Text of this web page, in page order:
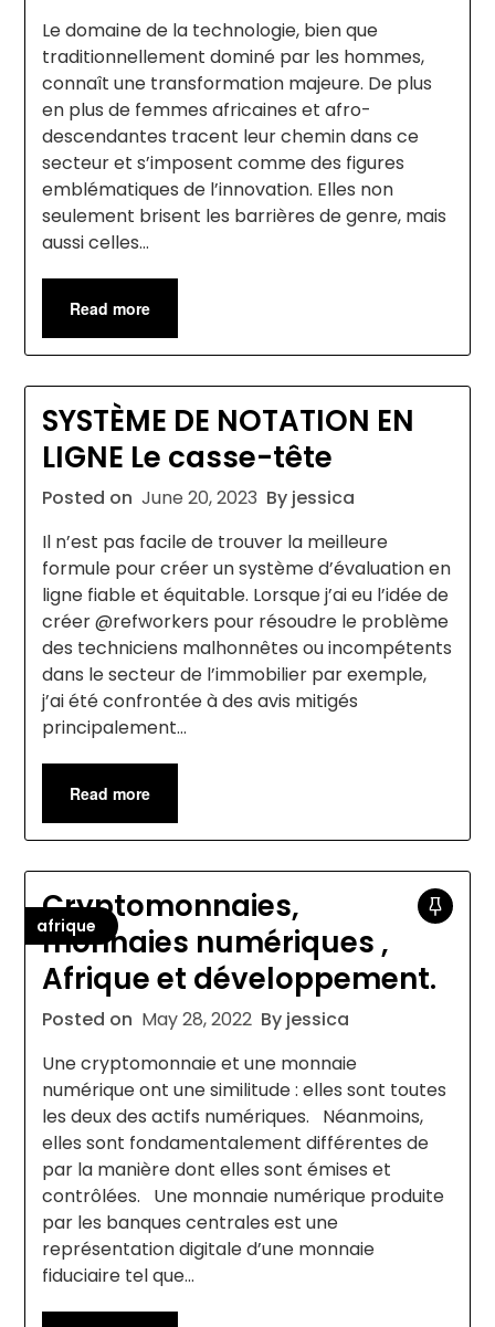
Le domaine de la technologie, bien que
traditionnellement dominé par les hommes,
connaît une transformation majeure. De plus
en plus de femmes africaines et afro-
descendantes tracent leur chemin dans ce
secteur et s’imposent comme des figures
emblématiques de l’innovation. Elles non
seulement brisent les barrières de genre, mais
aussi celles…
Read more
SYSTÈME DE NOTATION EN
LIGNE Le casse-tête
Posted on June 20, 2023 By jessica
Il n’est pas facile de trouver la meilleure
formule pour créer un système d’évaluation en
ligne fiable et équitable. Lorsque j’ai eu l’idée de
créer @refworkers pour résoudre le problème
des techniciens malhonnêtes ou incompétents
dans le secteur de l’immobilier par exemple,
j’ai été confrontée à des avis mitigés
principalement…
Read more
afrique
Cryptomonnaies,
monnaies numériques ,
Afrique et développement.
Posted on May 28, 2022 By jessica
Une cryptomonnaie et une monnaie
numérique ont une similitude : elles sont toutes
les deux des actifs numériques. Néanmoins,
elles sont fondamentalement différentes de
par la manière dont elles sont émises et
contrôlées. Une monnaie numérique produite
par les banques centrales est une
représentation digitale d’une monnaie
fiduciaire tel que…